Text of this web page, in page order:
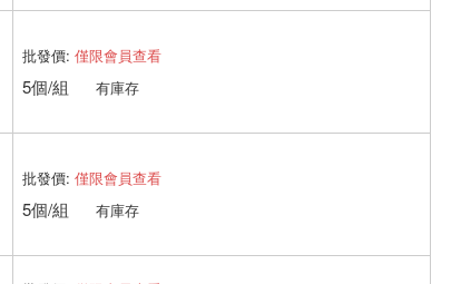
批發價: 僅限會員查看
5個/組 有庫存
批發價: 僅限會員查看
5個/組 有庫存